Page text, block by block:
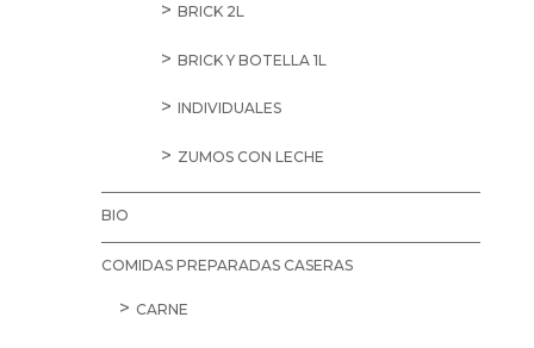
BRICK 2L
BRICK Y BOTELLA 1L
INDIVIDUALES
ZUMOS CON LECHE
BIO
COMIDAS PREPARADAS CASERAS
CARNE